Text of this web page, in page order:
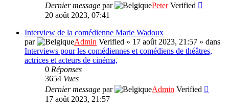
Dernier message par Peter Verified
20 août 2023, 07:41
Interview de la comédienne Marie Wadoux
par
Admin Verified » 17 août 2023, 21:57 » dans
Interviews pour les comédiennes et comédiens de théâtres,
actrices et acteurs de cinéma,
0 Réponses
3654 Vues
Dernier message par Admin Verified
17 août 2023, 21:57